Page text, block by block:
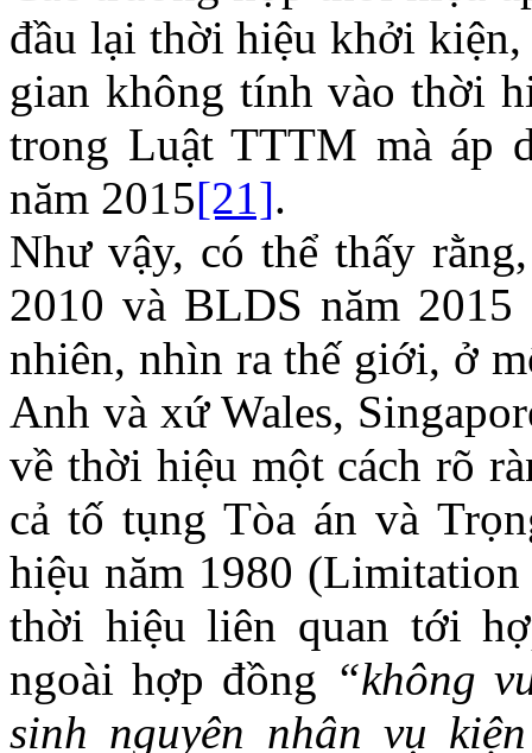
đầu lại thời hiệu khởi
gian không tính vào thời
trong Luật TTTM mà áp
năm 2015[21].
Như vậy, có thể thấy
2010 và BLDS năm
nhiên, nhìn ra thế giới, ở
Anh và xứ Wales,
về thời hiệu một cách rõ
cả tố tụng Tòa án và
hiệu năm 1980
thời hiệu liên quan tới
ngoài hợp đồng “không
sinh nguyên nhân vụ